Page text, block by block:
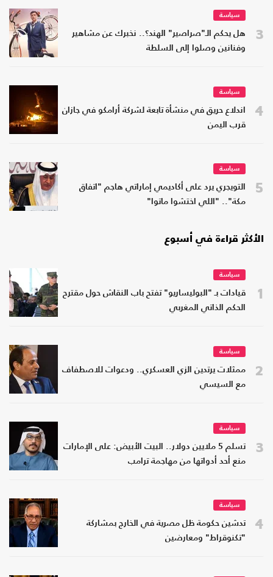
3
سياسة
هل يحكم الـ"صراصير" الهند؟.. نخبرك عن مشاهير
وفنانين وصلوا إلى السلطة
4
سياسة
اندلاع حريق في منشأة تابعة لشركة أرامكو في جازان
قرب اليمن
5
سياسة
التويجري يرد على أكاديمي إماراتي هاجم "اتفاق
مكة".. "اللي اختشوا ماتوا"
الأكثر قراءة في أسبوع
1
سياسة
قيادات بـ "البوليساريو" تفتح باب النقاش حول مقترح
الحكم الذاتي المغربي
2
سياسة
ممثلات يرتدين الزي العسكري.. ودعوات للاصطفاف
مع السيسي
3
سياسة
تسلم 5 ملايين دولار.. البيت الأبيض: على الإمارات
منع أحد أدواتها من مهاجمة ترامب
4
سياسة
تدشين حكومة ظل مصرية في الخارج بمشاركة
"تكنوقراط" ومعارضين